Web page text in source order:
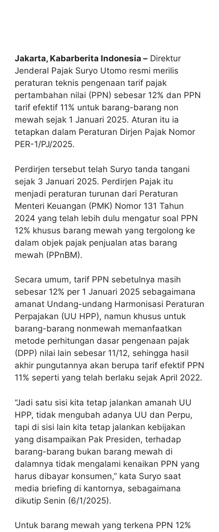
Jakarta, Kabarberita Indonesia – Direktur
Jenderal Pajak Suryo Utomo resmi merilis
peraturan teknis pengenaan tarif pajak
pertambahan nilai (PPN) sebesar 12% dan PPN
tarif efektif 11% untuk barang-barang non
mewah sejak 1 Januari 2025. Aturan itu ia
tetapkan dalam Peraturan Dirjen Pajak Nomor
PER-1/PJ/2025.
Perdirjen tersebut telah Suryo tanda tangani
sejak 3 Januari 2025. Perdirjen Pajak itu
menjadi peraturan turunan dari Peraturan
Menteri Keuangan (PMK) Nomor 131 Tahun
2024 yang telah lebih dulu mengatur soal PPN
12% khusus barang mewah yang tergolong ke
dalam objek pajak penjualan atas barang
mewah (PPnBM).
Secara umum, tarif PPN sebetulnya masih
sebesar 12% per 1 Januari 2025 sebagaimana
amanat Undang-undang Harmonisasi Peraturan
Perpajakan (UU HPP), namun khusus untuk
barang-barang nonmewah memanfaatkan
metode perhitungan dasar pengenaan pajak
(DPP) nilai lain sebesar 11/12, sehingga hasil
akhir pungutannya akan berupa tarif efektif PPN
11% seperti yang telah berlaku sejak April 2022.
“Jadi satu sisi kita tetap jalankan amanah UU
HPP, tidak mengubah adanya UU dan Perpu,
tapi di sisi lain kita tetap jalankan kebijakan
yang disampaikan Pak Presiden, terhadap
barang-barang bukan barang mewah di
dalamnya tidak mengalami kenaikan PPN yang
harus dibayar konsumen,” kata Suryo saat
media briefing di kantornya, sebagaimana
dikutip Senin (6/1/2025).
Untuk barang mewah yang terkena PPN 12%